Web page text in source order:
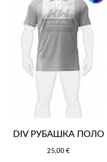
DIV РУБАШКА ПОЛО
25,00 €